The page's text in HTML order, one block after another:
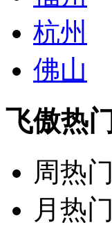
杭州
佛山
飞傲热
周热门
月热门